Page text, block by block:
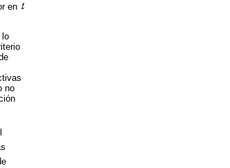
en
lo
no